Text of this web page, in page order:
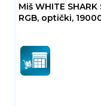
Miš WHITE
RGB, optički,